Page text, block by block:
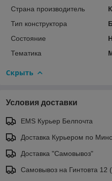
Страна производитель
Тип конструктора
Состояние
Тематика
Скрыть
Условия доставки
EMS Курьер Белпочта
Доставка Курьером по
Доставка "Самовывоз"
Самовывоз на Гинтовта